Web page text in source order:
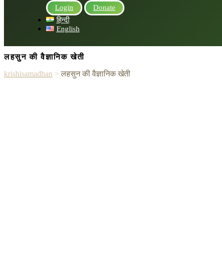
Login
Donate
हिन्दी
English
लहसुन की वैज्ञानिक खेती
krishisamadhan > लहसुन की वैज्ञानिक खेती